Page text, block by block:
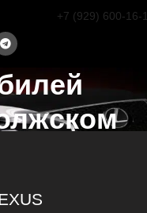
+7 (929) 600-16-